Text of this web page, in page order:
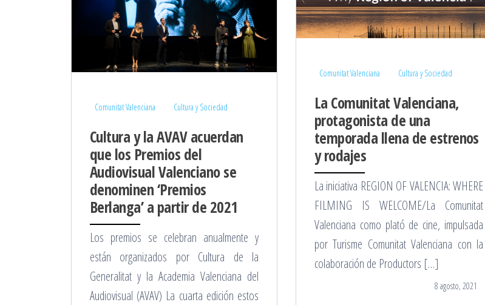
Comunitat Valenciana Cultura y Sociedad
Cultura y la AVAV acuerdan
que los Premios del
Audiovisual Valenciano se
denominen ‘Premios
Berlanga’ a partir de 2021
Los premios se celebran anualmente y
están organizados por Cultura de la
Generalitat y la Academia Valenciana del
Audiovisual (AVAV) La cuarta edición estos
Comunitat Valenciana Cultura y Sociedad
La Comunitat Valenciana,
protagonista de una
temporada llena de estrenos
y rodajes
La iniciativa REGION OF VALENCIA: WHERE
FILMING IS WELCOME/La Comunitat
Valenciana como plató de cine, impulsada
por Turisme Comunitat Valenciana con la
colaboración de Productors […]
8 agosto, 2021